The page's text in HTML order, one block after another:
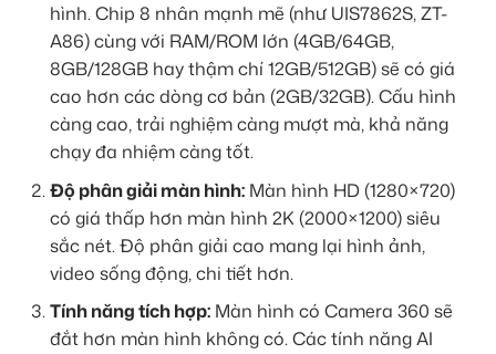
hình. Chip 8 nhân mạnh mẽ (như UIS7862S, ZT-
A86) cùng với RAM/ROM lớn (4GB/64GB,
8GB/128GB hay thậm chí 12GB/512GB) sẽ có giá
cao hơn các dòng cơ bản (2GB/32GB). Cấu hình
càng cao, trải nghiệm càng mượt mà, khả năng
chạy đa nhiệm càng tốt.
Độ phân giải màn hình:Màn hình HD (1280×720)
có giá thấp hơn màn hình 2K (2000×1200) siêu
sắc nét. Độ phân giải cao mang lại hình ảnh,
video sống động, chi tiết hơn.
Tính năng tích hợp:Màn hình có Camera 360 sẽ
đắt hơn màn hình không có. Các tính năng AI